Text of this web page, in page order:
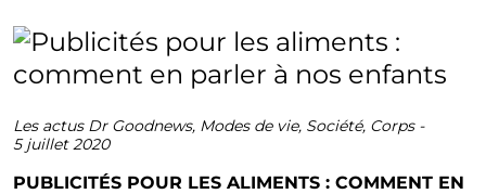
Les actus Dr Goodnews, Modes de vie, Société, Corps-
5 juillet 2020
PUBLICITÉS POUR LES ALIMENTS : COMMENT EN